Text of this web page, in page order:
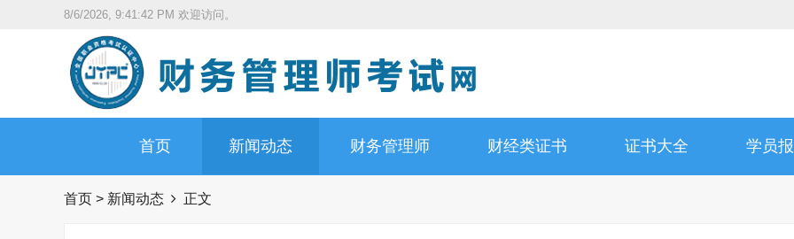
8/6/2026, 9:41:43 PM 欢迎访问。
首页 新闻动态 财务管理师 财经类证书 证书大全 学员
首页 > 新闻动态 正文